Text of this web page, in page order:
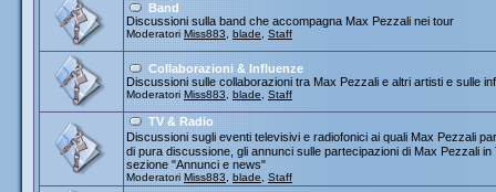
Band
Discussioni sulla band che accompagna Max Pezzali nei tour
Moderatori Miss883 blade Staff
Collaborazioni & Influenze
Discussioni sulle collaborazioni tra Max Pezzali e altri artisti e sulle
Moderatori Miss883 blade Staff
TV & Radio
Discussioni sugli eventi televisivi e radiofonici ai quali Max Pezzali
di pura discussione, gli annunci sulle partecipazioni di Max Pezzali
sezione "Annunci e news"
Moderatori Miss883 blade Staff